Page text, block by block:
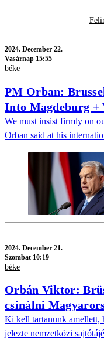
2024. December 22.
Vasárnap 15:55
béke
PM Orban:
Into Magdeburg +
We must insist firmly on
Orban said at his
2024. December 21.
Szombat 10:19
béke
Orbán Viktor:
csinálni
Ki kell tartanunk amellett,
jelezte nemzetközi